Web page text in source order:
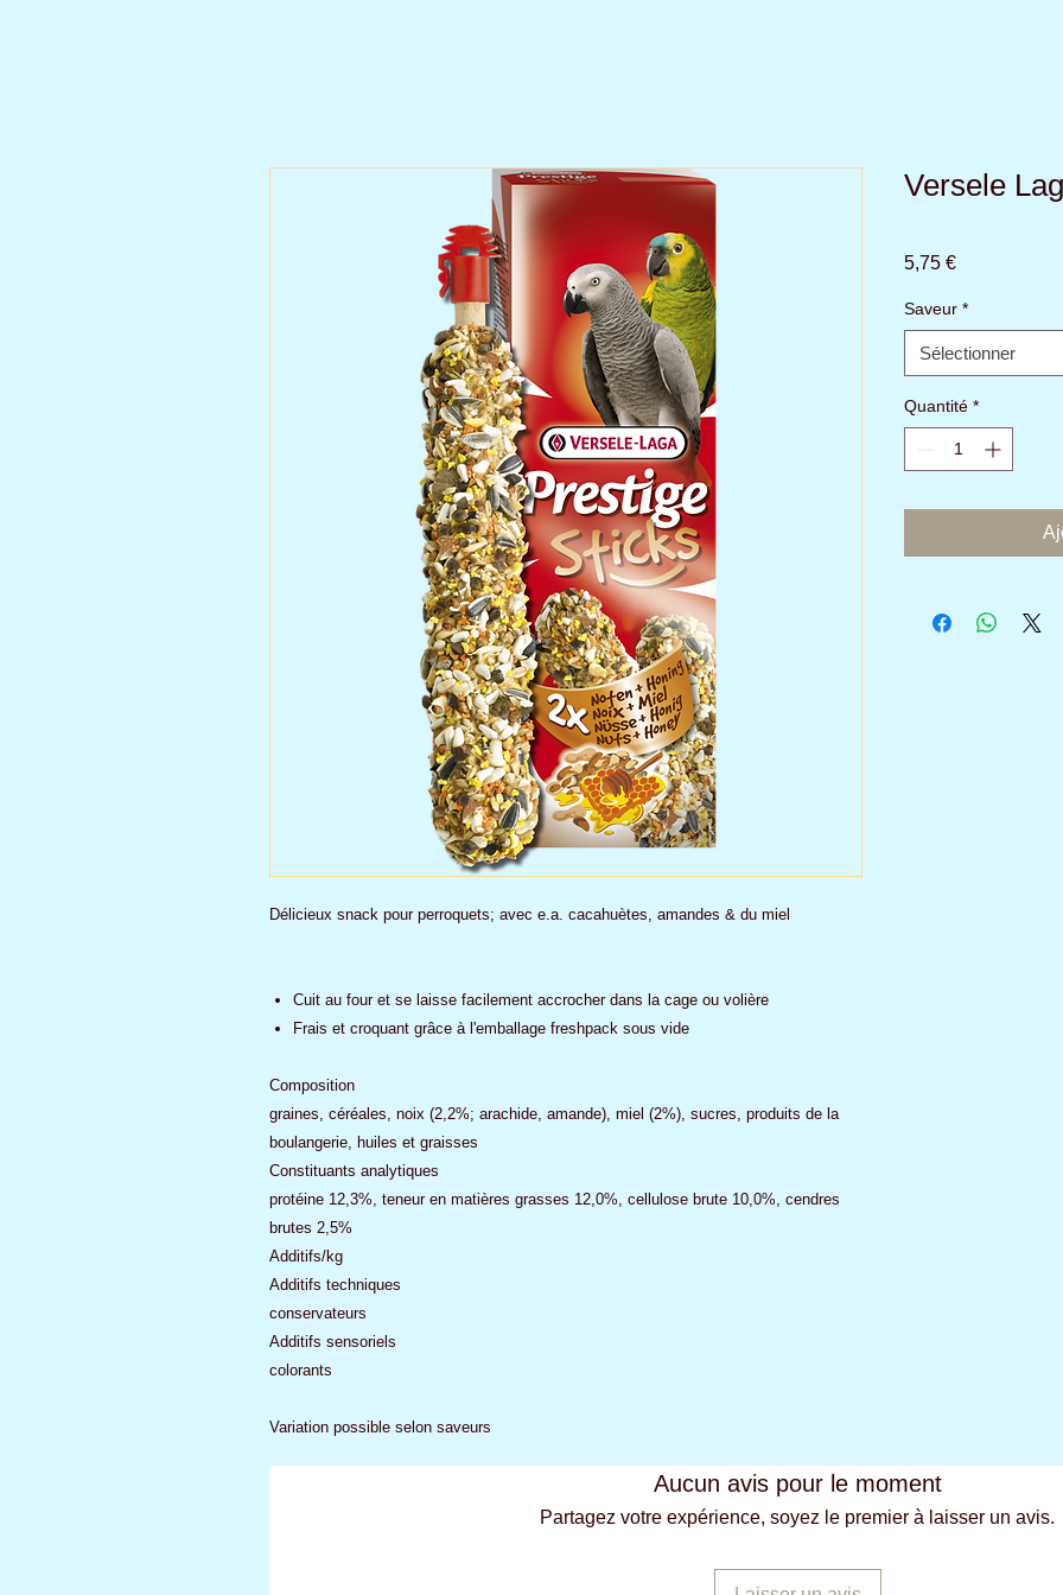
Délicieux snack pour perroquets; avec e.a. cacahuètes, amandes & du miel
Cuit au four et se laisse facilement accrocher dans la cage ou volière
Frais et croquant grâce à l'emballage freshpack sous vide
Composition
graines, céréales, noix (2,2%; arachide, amande), miel (2%), sucres, produits de la
boulangerie, huiles et graisses
Constituants analytiques
protéine 12,3%, teneur en matières grasses 12,0%, cellulose brute 10,0%, cendres
brutes 2,5%
Additifs/kg
Additifs techniques
conservateurs
Additifs sensoriels
colorants
Variation possible selon saveurs
Versele
5,75 €Prix
Saveur *
Sélectionner
Quantité *
Aucun avis pour le moment
Partagez votre expérience, soyez le premier à laisser un avis.